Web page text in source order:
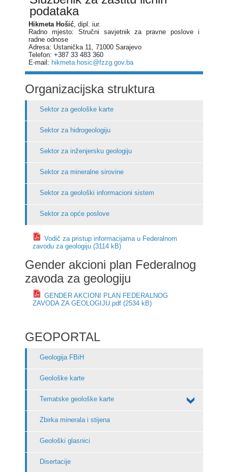
podataka
Hikmeta Hošić, dipl. iur.
Radno mjesto: Stručni savjetnik za pravne poslove i
radne odnose
Adresa: Ustanička 11, 71000 Sarajevo
Telefon: +387 33 483 360
E-mail: hikmeta.hosic@fzzg.gov.ba
Organizacijska struktura
Sektor za geološke karte
Sektor za hidrogeologiju
Sektor za inženjersku geologiju
Sektor za mineralne sirovine
Sektor za geološki informacioni sistem
Sektor za opće poslove
Vodič za pristup informacijama u Federalnom
zavodu za geologiju (3114 kB)
Gender akcioni plan Federalnog
zavoda za geologiju
GENDER AKCIONI PLAN FEDERALNOG
ZAVODA ZA GEOLOGIJU.pdf (2534 kB)
GEOPORTAL
Geologija FBiH
Geološke karte
Tematske geološke karte
Zbirka minerala i stijena
Geološki glasnici
Disertacije